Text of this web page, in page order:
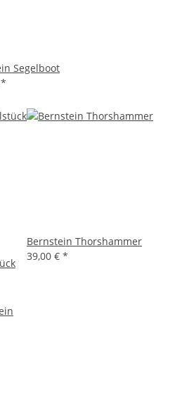
Segelboot
*
Bernstein Thorshammer
39,00 € *